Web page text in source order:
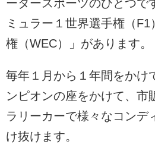
ータースポーツのひとつで
ミュラー１世界選手権（
権（WEC）」があります。
毎年１月から１年間をかけ
ンピオンの座をかけて、市
ラリーカーで様々なコンデ
け抜けます。